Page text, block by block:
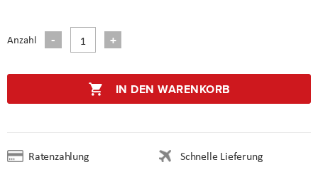
Anzahl
IN DEN WARENKORB
Ratenzahlung
Schnelle Lieferung